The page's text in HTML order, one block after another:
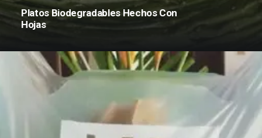
Platos Biodegradables Hechos Con
Hojas